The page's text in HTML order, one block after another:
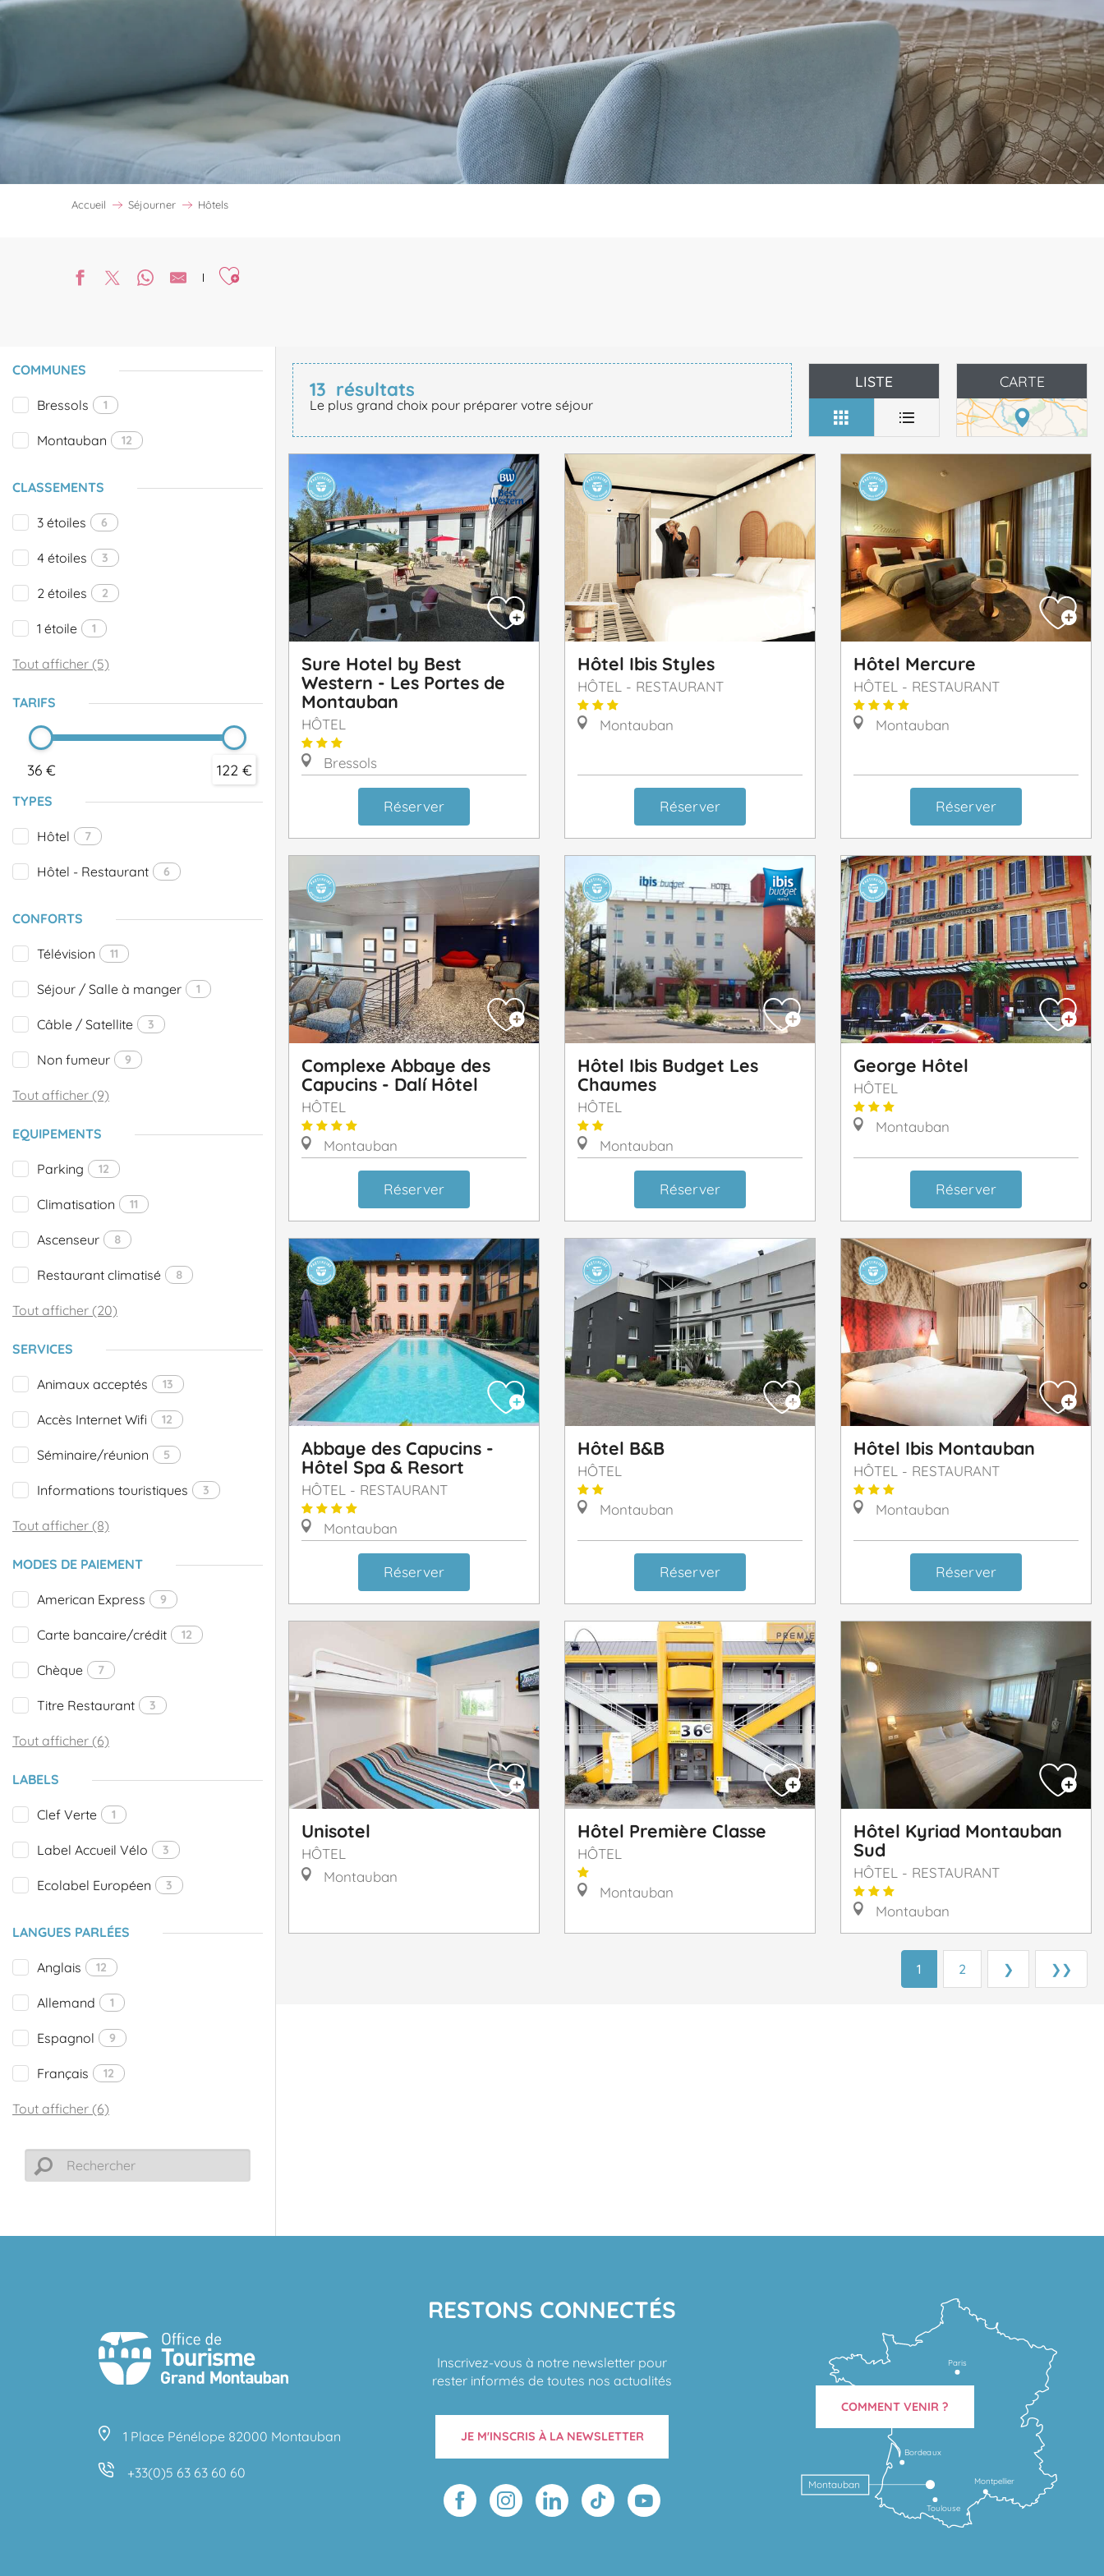
Accueil Séjourner Hôtels
Ajouter aux favoris
COMMUNES
Bressols 1
Montauban 12
CLASSEMENTS
3 étoiles 6
4 étoiles 3
2 étoiles 2
1 étoile 1
Tout afficher (5)
TARIFS
36 € 122 €
TYPES
Hôtel 7
Hôtel - Restaurant 6
CONFORTS
Télévision 11
Séjour / Salle à manger 1
Câble / Satellite 3
Non fumeur 9
Tout afficher (9)
EQUIPEMENTS
Parking 12
Climatisation 11
Ascenseur 8
Restaurant climatisé 8
Tout afficher (20)
SERVICES
Animaux acceptés 13
Accès Internet Wifi 12
Séminaire/réunion 5
Informations touristiques 3
Tout afficher (8)
MODES DE PAIEMENT
American Express 9
Carte bancaire/crédit 12
Chèque 7
Titre Restaurant 3
Tout afficher (6)
LABELS
Clef Verte 1
Label Accueil Vélo 3
Ecolabel Européen 3
LANGUES PARLÉES
Anglais 12
Allemand 1
Espagnol 9
Français 12
Tout afficher (6)
13 résultats
Le plus grand choix pour préparer votre séjour
LISTE CARTE
Sure Hotel by Best
Western - Les Portes de
Montauban
HÔTEL
Bressols
Réserver
Hôtel Ibis Styles
HÔTEL - RESTAURANT
Montauban
Réserver
Hôtel Mercure
HÔTEL - RESTAURANT
Montauban
Réserver
Complexe Abbaye des
Capucins - Dalí Hôtel
HÔTEL
Montauban
Réserver
Hôtel Ibis Budget Les
Chaumes
HÔTEL
Montauban
Réserver
George Hôtel
HÔTEL
Montauban
Réserver
Abbaye des Capucins -
Hôtel Spa & Resort
HÔTEL - RESTAURANT
Montauban
Réserver
Hôtel B&B
HÔTEL
Montauban
Réserver
Hôtel Ibis Montauban
HÔTEL - RESTAURANT
Montauban
Réserver
Unisotel
HÔTEL
Montauban
Hôtel Première Classe
HÔTEL
Montauban
Hôtel Kyriad Montauban
Sud
HÔTEL - RESTAURANT
Montauban
1 2 ❯ ❯❯
1 Place Pénélope 82000 Montauban
+33(0)5 63 63 60 60
RESTONS CONNECTÉS
Inscrivez-vous à notre newsletter pour
rester informés de toutes nos actualités
JE M'INSCRIS À LA NEWSLETTER
Toulouse
Montpellier
Bordeaux
Montauban
Paris
COMMENT VENIR ?